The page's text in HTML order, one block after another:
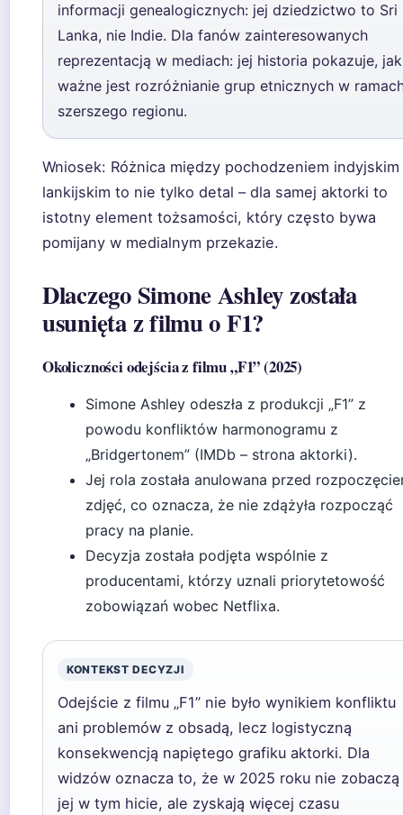
informacji genealogicznych: jej dziedzictwo to Sri
Lanka, nie Indie. Dla fanów zainteresowanych
reprezentacją w mediach: jej historia pokazuje, jak
ważne jest rozróżnianie grup etnicznych w
szerszego regionu.
Wniosek: Różnica między pochodzeniem indyjskim
lankijskim to nie tylko detal – dla samej aktorki to
istotny element tożsamości, który często bywa
pomijany w medialnym przekazie.
Dlaczego Simone Ashley została
usunięta z filmu o F1?
Okoliczności odejścia z filmu „F1” (2025)
Simone Ashley odeszła z produkcji „F1” z
powodu konfliktów harmonogramu z
„Bridgertonem” (IMDb – strona aktorki).
Jej rola została anulowana przed
zdjęć, co oznacza, że nie zdążyła rozpocząć
pracy na planie.
Decyzja została podjęta wspólnie z
producentami, którzy uznali priorytetowość
zobowiązań wobec Netflixa.
KONTEKST DECYZJI
Odejście z filmu „F1” nie było wynikiem konfliktu
ani problemów z obsadą, lecz logistyczną
konsekwencją napiętego grafiku aktorki. Dla
widzów oznacza to, że w 2025 roku nie zobaczą
jej w tym hicie, ale zyskają więcej czasu